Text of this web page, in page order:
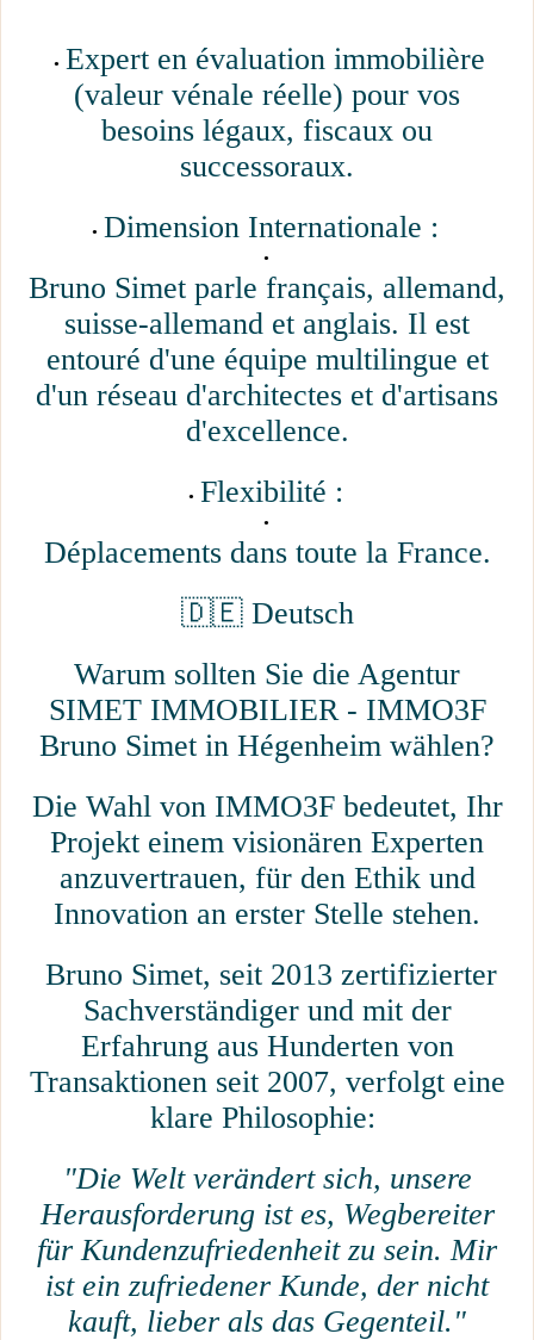
Expert en évaluation immobilière
(valeur vénale réelle) pour vos
besoins légaux, fiscaux ou
successoraux.
Dimension Internationale :
Bruno Simet parle français, allemand,
suisse-allemand et anglais. Il est
entouré d'une équipe multilingue et
d'un réseau d'architectes et d'artisans
d'excellence.
Flexibilité :
Déplacements dans toute la France.
🇩🇪 Deutsch
Warum sollten Sie die Agentur
SIMET IMMOBILIER - IMMO3F
Bruno Simet in Hégenheim wählen?
Die Wahl von IMMO3F bedeutet, Ihr
Projekt einem visionären Experten
anzuvertrauen, für den Ethik und
Innovation an erster Stelle stehen.
Bruno Simet, seit 2013 zertifizierter
Sachverständiger und mit der
Erfahrung aus Hunderten von
Transaktionen seit 2007, verfolgt eine
klare Philosophie:
"Die Welt verändert sich, unsere
Herausforderung ist es, Wegbereiter
für Kundenzufriedenheit zu sein. Mir
ist ein zufriedener Kunde, der nicht
kauft, lieber als das Gegenteil."